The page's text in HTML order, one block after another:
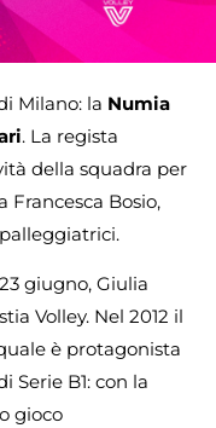
Milano: la Numia
. La regista
della squadra per
Francesca Bosio,
giugno, Giulia
Volley. Nel 2012 il
è protagonista
Serie B1: con la
gioco